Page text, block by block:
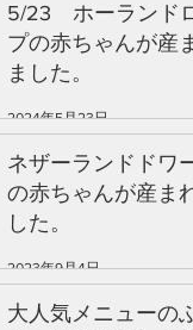
5/23 ホーランド
プの赤ちゃんが産
ました。
2024年5月23日
ネザーランドドワ
の赤ちゃんが産ま
した。
2023年9月4日
大人気メニューの